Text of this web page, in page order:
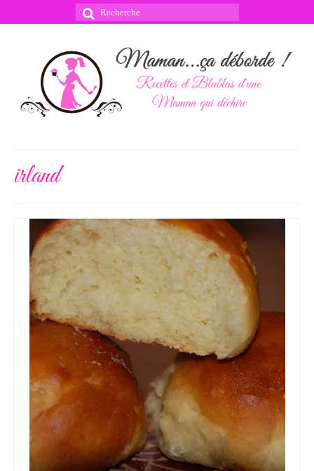
Rechercher
irland